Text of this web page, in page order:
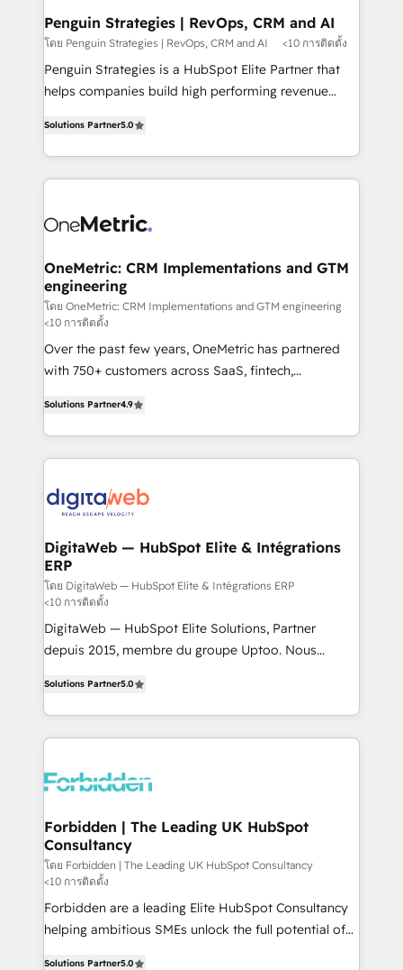
Augmentée. Ce n'est pas une entreprise qui utilise
l'IA. C'est une organisation qui a réussi la symbiose
entre l'expertise humaine et l'intelligence artificielle.
Pas pour remplacer l'humain, mais pour l'augmenter.
transformation. D'abord les fondations : des
données unifiées, des processus alignés. Ensuite
vraie performance vient de l'intérieur. Act Inside.
Stand Out.
Penguin Strategies | RevOps, CRM and AI
โดย Penguin Strategies | RevOps, CRM and AI <10 การติดตั้ง
Penguin Strategies is a HubSpot Elite Partner that
helps companies build high performing revenue
system environments and global SaaS or
manufacturing teams. Trusted by leading enterprises
and fast growing scale ups including Sony, Rapyd,
Design Automation and Uptive. 📊 RevOps & data
integrations 🤖 AI workflows & enrichment 📘 Team
enablement & company-wide adoption We create
HubSpot environments that teams use with
confidence and that leadership can rely on for
scalable revenue insights.
Solutions Partner5.0
OneMetric: CRM Implementations and GTM
engineering
โดย OneMetric: CRM Implementations and GTM engineering
<10 การติดตั้ง
Over the past few years, OneMetric has partnered
with 750+ customers across SaaS, fintech,
150+ HubSpot-certified experts, we deliver scalable
solutions to complex GTM and RevOps challenges.
Our Expertise 🔹 Onboarding & Implementation:
tailored to your GTM motion. 🔹 Migrations: Move
downtime. 🔹 RevOps Strategy: Align teams,
processes, and data to drive revenue efficiency. 🔹
Integrations: Connect HubSpot with your tech stack
for better adoption. 🔹 Custom Solutions: Build
tailored apps, workflows, and configurations. We are
SOC 2 Type II and ISO 27001 certified, reinforcing
OneMetric that matters most: revenue.
Solutions Partner4.9
DigitaWeb — HubSpot Elite & Intégrations
ERP
โดย DigitaWeb — HubSpot Elite & Intégrations ERP
<10 การติดตั้ง
DigitaWeb — HubSpot Elite Solutions, Partner
depuis 2015, membre du groupe Uptoo. Nous
Ventes et Service sur HubSpot grâce à la Revenue
Architecture : alignement des équipes, pipeline
prévisible, croissance mesurable. 🔌 Intégrations
Dynamics..), VOIP (Aircall, Ringover, Modjo), Shopify,
Extensions (React), Serverless Node.js, Custom
Objects, thèmes HubL, agents IA & Breeze AI. 🎯
Secteurs : Industrie, Distribution B2B, SaaS, Services
B2B, Immobilier, Viticulture, Finance. 🚀 Nos livrables
: migration sécurisée, implémentation Marketing +
Sales + Service Hub, synchronisation ERP ↔
Solutions Partner5.0
Forbidden | The Leading UK HubSpot
Consultancy
โดย Forbidden | The Leading UK HubSpot Consultancy
<10 การติดตั้ง
Forbidden are a leading Elite HubSpot Consultancy
helping ambitious SMEs unlock the full potential of
Solutions Partner5.0